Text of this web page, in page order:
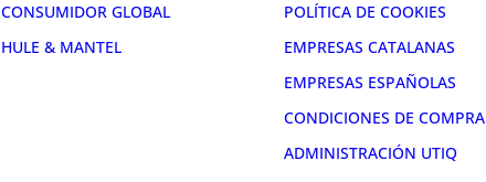
CONSUMIDOR GLOBAL
HULE & MANTEL
POLÍTICA DE COOKIES
EMPRESAS CATALANAS
EMPRESAS ESPAÑOLAS
CONDICIONES DE COMPRA
ADMINISTRACIÓN UTIQ